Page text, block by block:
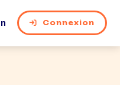
Connexion